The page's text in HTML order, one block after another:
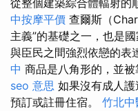
從整個建築綜合體輻射的
中按摩平價 查爾斯（
主義”的基礎之一，也是
與臣民之間強烈依戀的表
中 商品是八角形的，並被
seo 意思 如果沒有成人
預訂或註冊住宿。 竹北